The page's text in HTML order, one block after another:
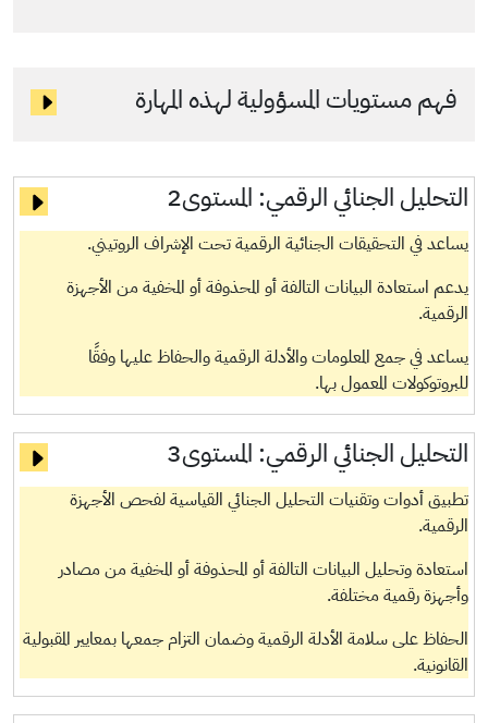
فهم مستويات المسؤولية لهذه المهارة
التحليل الجنائي الرقمي: المستوى2
يساعد في التحقيقات الجنائية الرقمية تحت الإشراف الروتيني.
يدعم استعادة البيانات التالفة أو المحذوفة أو المخفية من الأجهزة
الرقمية.
يساعد في جمع المعلومات والأدلة الرقمية والحفاظ عليها وفقًا
للبروتوكولات المعمول بها.
التحليل الجنائي الرقمي: المستوى3
تطبيق أدوات وتقنيات التحليل الجنائي القياسية لفحص الأجهزة
الرقمية.
استعادة وتحليل البيانات التالفة أو المحذوفة أو المخفية من مصادر
وأجهزة رقمية مختلفة.
الحفاظ على سلامة الأدلة الرقمية وضمان التزام جمعها بمعايير المقبولية
القانونية.